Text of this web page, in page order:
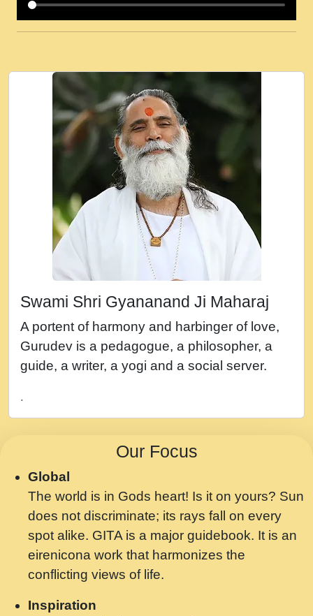
कई पकड क मर हथ र मह वदवन पहच दय! मह जन
Ki - Krishna Bhajan - New Bhajan 2020
#Ishwar Bhakti.mp3
जब से गीता ज्ञान पाया मैं बड़ी मस्ती में हूँ । 2018 -
Rishikesh - Ratan Ji Rasik.mp3
तन हल दल द सनव मड उतत सर रख क, नल रव त
गल लग जव त सर उतत हथ रख द!.mp3
तू कर प्रीतम से प्रीत, यूहीं दिन बीतते जाते हैं ।
2018 - Rishikesh - Swami Gyananand Ji
Maharaj.mp3
न म गवद गपल गद फर, पयर महन न रझद फर! shri
नह भरस रह लडडल... अपन खट करम क !!!! मह दद
सहर चरण क .....mp3
बगड नसब कसन सवर तर बगर Shri ravinandan
shastri ji maharaj.mp3
Chahe Ram Ho Chahe Shyam Ho.mp3
मझ अपन जवन बनन न आय, रठ हर क मनन न आय
Shri ravinandan shastri ji maharaj.mp3
मन अशांत मंत्र जाप - गीता प्रेरणा -Swami
Gyananand Ji Maharaj.mp3
मन बध लय परम वल कगन Special Shyam
Saawariya.mp3
Swami Shri Gyananand Ji Maharaj
A portent of harmony and harbinger of love,
Gurudev is a pedagogue, a philosopher, a
guide, a writer, a yogi and a social server.
.
Our Focus
Global
The world is in Gods heart! Is it on yours? Sun
does not discriminate; its rays fall on every
spot alike. GITA is a major guidebook. It is an
eirenicona work that harmonizes the
conflicting views of life.
Inspiration